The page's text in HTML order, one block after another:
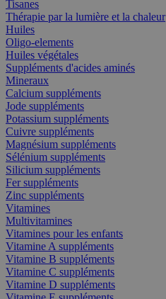
Tisanes
Thérapie par la lumière et la chaleur
Huiles
Oligo-elements
Huiles végétales
Suppléments d'acides aminés
Mineraux
Calcium suppléments
Jode suppléments
Potassium suppléments
Cuivre suppléments
Magnésium suppléments
Sélénium suppléments
Silicium suppléments
Fer suppléments
Zinc suppléments
Vitamines
Multivitamines
Vitamines pour les enfants
Vitamine A suppléments
Vitamine B suppléments
Vitamine C suppléments
Vitamine D suppléments